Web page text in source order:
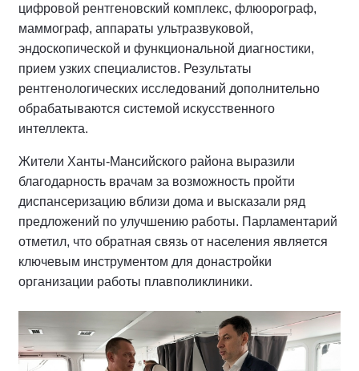
цифровой рентгеновский комплекс, флюорограф,
маммограф, аппараты ультразвуковой,
эндоскопической и функциональной диагностики,
прием узких специалистов. Результаты
рентгенологических исследований дополнительно
обрабатываются системой искусственного
интеллекта.
Жители Ханты-Мансийского района выразили
благодарность врачам за возможность пройти
диспансеризацию вблизи дома и высказали ряд
предложений по улучшению работы. Парламентарий
отметил, что обратная связь от населения является
ключевым инструментом для донастройки
организации работы плавполиклиники.